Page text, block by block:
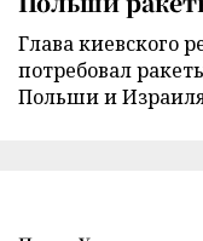
Глава киевского
потребовал
Польши и